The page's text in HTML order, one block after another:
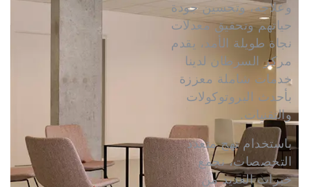
وعلاجه، وتحسين جودة
حياتهم وتحقيق معدلات
نجاة طويلة الأمد، يقدم
مركز السرطان لدينا
خدمات شاملة معززة
بأحدث البروتوكولات
والتقنيات.
باستخدام نهج متعدد
التخصصات، نجمع
خبرات العديد من